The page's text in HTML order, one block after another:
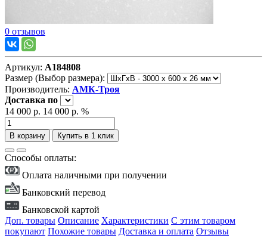
0 отзывов
Артикул: А184808
Размер (Выбор размера):
Производитель: АМК-Троя
Доставка по
14 000 р. 14 000 р. %
В корзину Купить в 1 клик
Способы оплаты:
Оплата наличными при получении
Банковский перевод
Банковской картой
Доп. товары Описание Характеристики С этим товаром
покупают Похожие товары Доставка и оплата Отзывы